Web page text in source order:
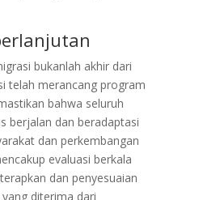
bukanlah akhir dari
telah merancang program
bahwa seluruh
berjalan dan beradaptasi
dan perkembangan
evaluasi berkala
dan penyesuaian
diterima dari